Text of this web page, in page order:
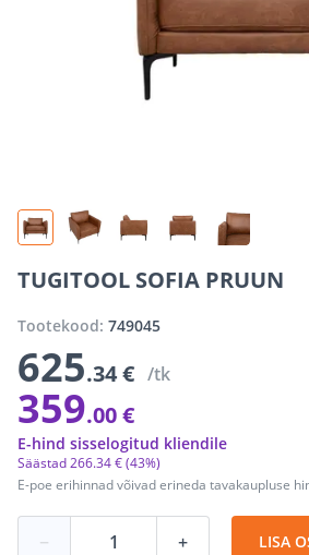
TUGITOOL SOFIA PRUUN
Tootekood: 749045
625.34 € /tk
359.00 €
E-poe erihinnad võivad erineda tavakaupluse
Säästad266.34 €(43%)
E-hind sisselogitud kliendile
− + LISA